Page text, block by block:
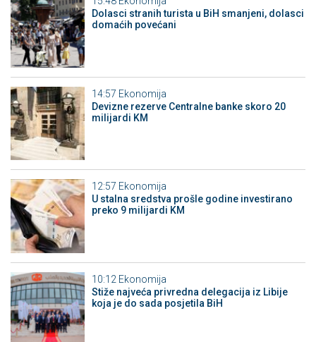
Dolasci stranih turista u BiH smanjeni, dolasci
domaćih povećani
14:57 Ekonomija
Devizne rezerve Centralne banke skoro 20
milijardi KM
12:57 Ekonomija
U stalna sredstva prošle godine investirano
preko 9 milijardi KM
10:12 Ekonomija
Stiže najveća privredna delegacija iz Libije
koja je do sada posjetila BiH